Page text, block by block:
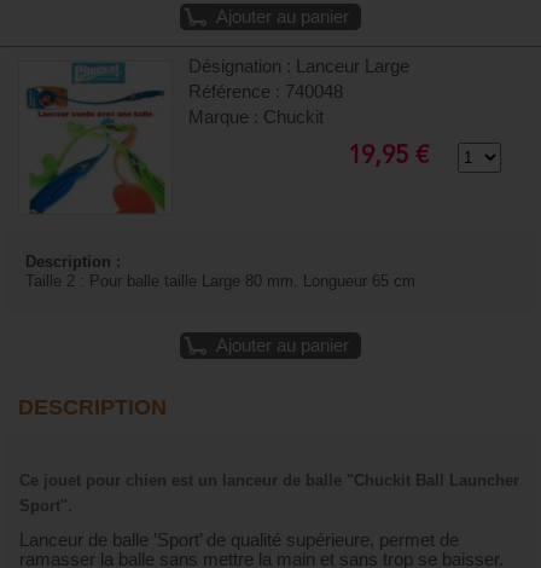
Ajouter au panier
Désignation : Lanceur Large
Référence : 740048
Marque : Chuckit
19,95 €
Description :
Taille 2 : Pour balle taille Large 80 mm. Longueur 65 cm
Ajouter au panier
DESCRIPTION
Ce jouet pour chien est un lanceur de balle "Chuckit Ball Launcher
Sport".
Lanceur de balle ’Sport’ de qualité supérieure, permet de
ramasser la balle sans mettre la main et sans trop se baisser.